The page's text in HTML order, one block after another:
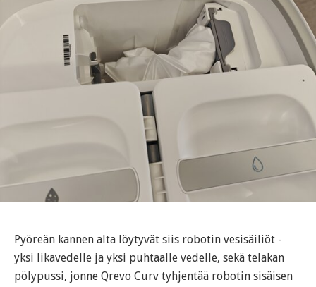
Pyöreän kannen alta löytyvät siis robotin vesisäiliöt -
yksi likavedelle ja yksi puhtaalle vedelle, sekä telakan
pölypussi, jonne Qrevo Curv tyhjentää robotin sisäisen